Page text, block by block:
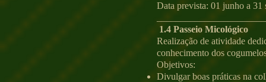
Data prevista: 01 junho a 31
1.4 Passeio Micológico
Realização de atividade
conhecimento dos
Objetivos:
Divulgar boas práticas na